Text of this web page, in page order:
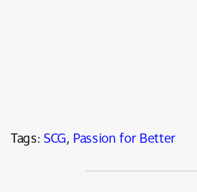
Tags:SCG,Passion for Better